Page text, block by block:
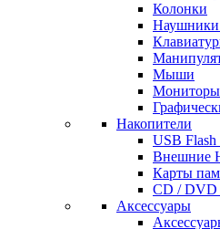
Колонки
Мыши
Мониторы
Накопители
USB
Внешние
Карты
CD / DVD
Аксессуары